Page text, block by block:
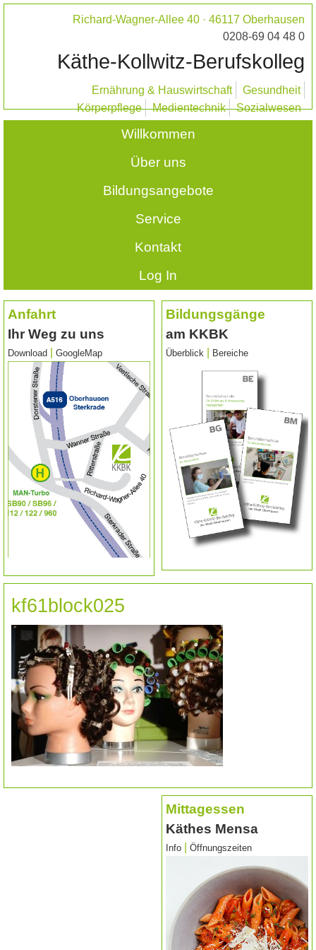
Richard-Wagner-Allee 40 · 46117 Oberhausen
0208-69 04 48 0
Käthe-Kollwitz-Berufskolleg
Ernährung & Hauswirtschaft
Gesundheit
Körperpflege
Medientechnik Sozialwesen
Willkommen
Über uns
Bildungsangebote
Service
Kontakt
Log In
Anfahrt
Ihr Weg zu uns
Download GoogleMap
Bildungsgänge
am KKBK
Überblick Bereiche
kf61block025
Mittagessen
Käthes Mensa
Info Öffnungszeiten